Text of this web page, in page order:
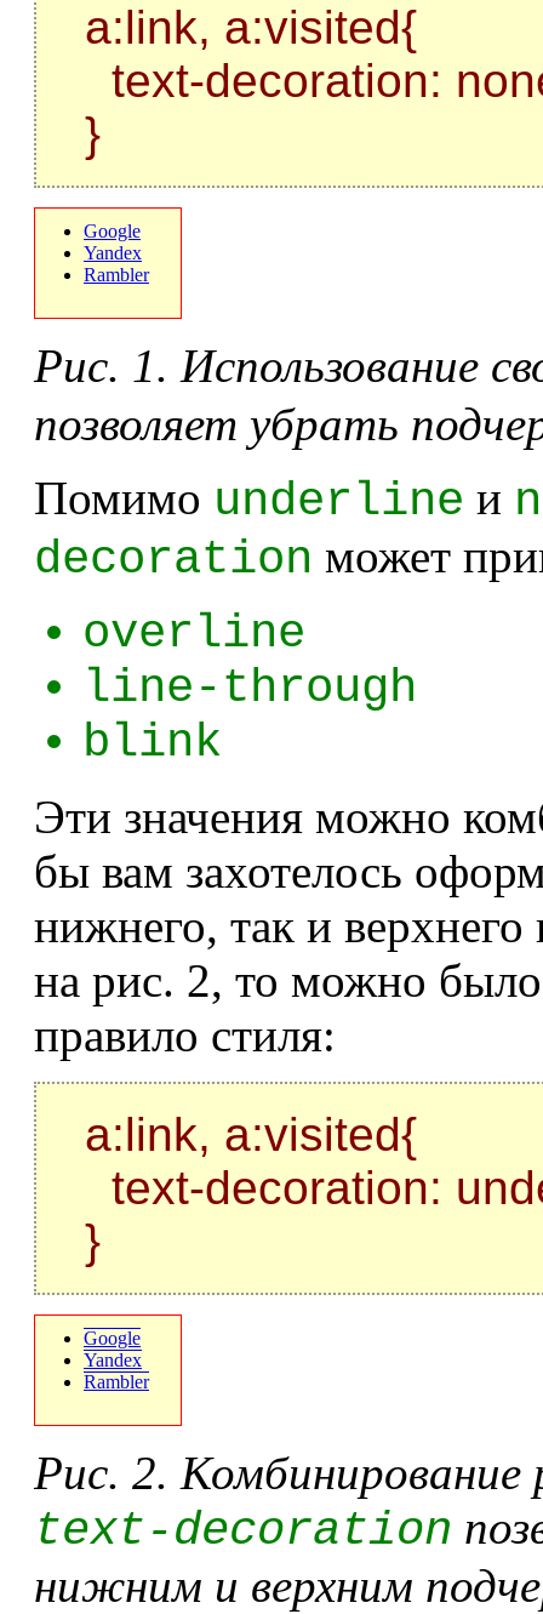
a:link, a:visited{
text-decoration:
}
Google
Yandex
Rambler
Рис. 1. Использование
позволяет убрать
Помимо underline и
decoration может
overline
line-through
blink
Эти значения можно
бы вам захотелось
нижнего, так и верхнего
на рис. 2, то можно
правило стиля:
a:link, a:visited{
text-decoration:
}
Google
Yandex
Rambler
Рис. 2. Комбинирование
text-decoration
нижним и верхним